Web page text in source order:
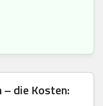
– die Kosten: